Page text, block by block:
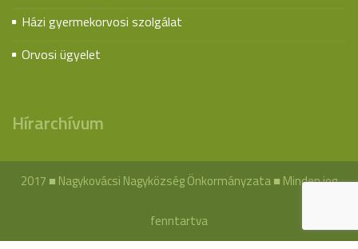
Házi gyermekorvosi szolgálat
Orvosi ügyelet
Hírarchívum
2017 ■ Nagykovácsi Nagyközség Önkormányzata ■ Minden jog
fenntartva